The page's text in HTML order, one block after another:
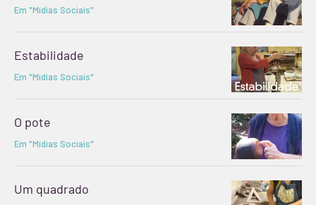
Em "Mídias Sociais"
Estabilidade
Em "Mídias Sociais"
O pote
Em "Mídias Sociais"
Um quadrado